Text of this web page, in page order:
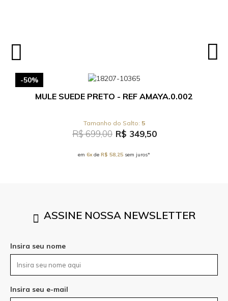
-50%
MULE SUEDE PRETO - REF AMAYA.0.002
5
R$ 699,00 R$ 349,50
em 6xde R$ 58,25 sem juros*
ASSINE NOSSA NEWSLETTER
Insira seu nome
Insira seu e-mail